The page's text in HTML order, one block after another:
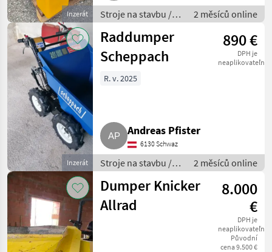
Inzerát
Stroje na stavbu /
Sklápacie vozidlo
2 měsíců online
Inzerát
Raddumper
Scheppach
890 €
DPH je
neaplikovateľné
R. v. 2025
Andreas Pfister
6130 Schwaz
Stroje na stavbu /
Sklápacie vozidlo
2 měsíců online
Dumper Knicker
Allrad
8.000
€
DPH je
neaplikovateľné
Původní
cena 9.500 €